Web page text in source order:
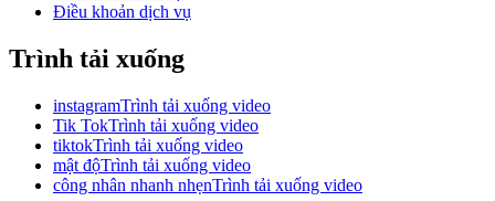
Điều khoản dịch vụ
Trình tải xuống
instagramTrình tải xuống video
Tik TokTrình tải xuống video
tiktokTrình tải xuống video
mật độTrình tải xuống video
công nhân nhanh nhẹnTrình tải xuống video